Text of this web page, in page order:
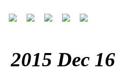
2015 Dec 16